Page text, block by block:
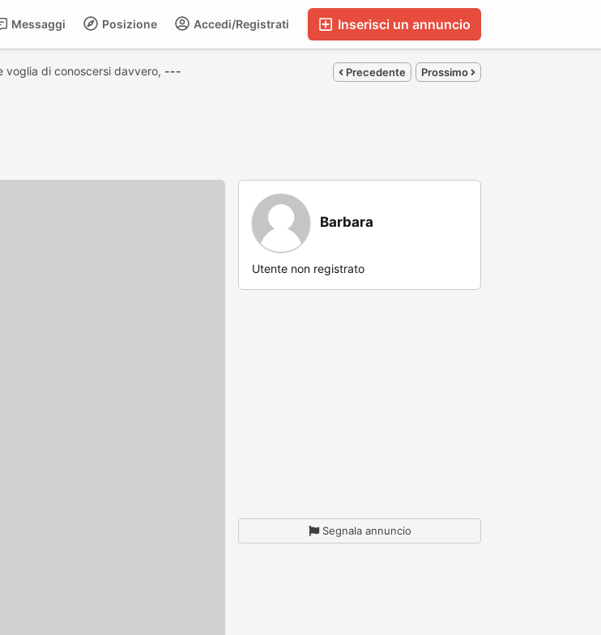
Inserisci un annuncio
Accedi/Registrati
Posizione
Messaggi
voglia di conoscersi davvero, --- Precedente Prossimo
Barbara
Utente non registrato
Segnala annuncio